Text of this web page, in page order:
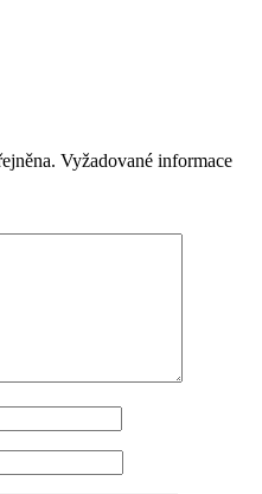
Vyžadované informace